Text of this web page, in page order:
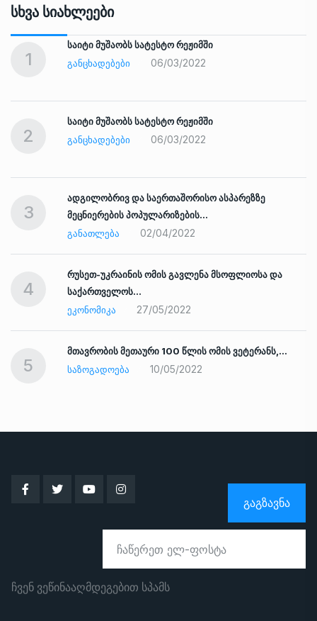
Სხვა Სიახლეები
1
საიტი მუშაობს სატესტო რეჟიმში
ᲒᲐᲜᲪᲮᲐᲓᲔᲑᲔᲑᲘ
06/03/2022
2
საიტი მუშაობს სატესტო რეჟიმში
ᲒᲐᲜᲪᲮᲐᲓᲔᲑᲔᲑᲘ
06/03/2022
3
ადგილობრივ და საერთაშორისო ასპარეზზე
მეცნიერების პოპულარიზების…
ᲒᲐᲜᲐᲗᲚᲔᲑᲐ
02/04/2022
4
რუსეთ-უკრაინის ომის გავლენა მსოფლიოსა და
საქართველოს…
ᲔᲙᲝᲜᲝᲛᲘᲙᲐ
27/05/2022
5
მთავრობის მეთაური 100 წლის ომის ვეტერანს,…
ᲡᲐᲖᲝᲒᲐᲓᲝᲔᲑᲐ
10/05/2022
ᲒᲐᲒᲖᲐᲕᲜᲐ
ჩვენ ვეწინააღმდეგებით სპამს